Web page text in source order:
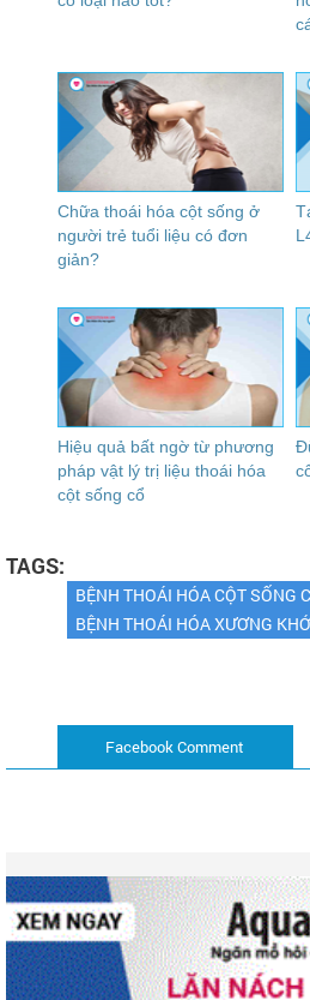
Chữa thoái hóa cột sống ở
người trẻ tuổi liệu có đơn
giản?
Hiệu quả bất ngờ từ phương
pháp vật lý trị liệu thoái hóa
cột sống cổ
TAGS:
BỆNH THOÁI HÓA CỘT SỐNG
BỆNH THOÁI HÓA XƯƠNG
Facebook Comment